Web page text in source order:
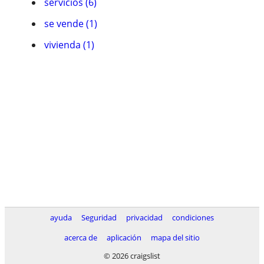
se vende (1)
vivienda (1)
ayuda Seguridad privacidad
condiciones
acerca de
aplicación
mapa del sitio
© 2026 craigslist